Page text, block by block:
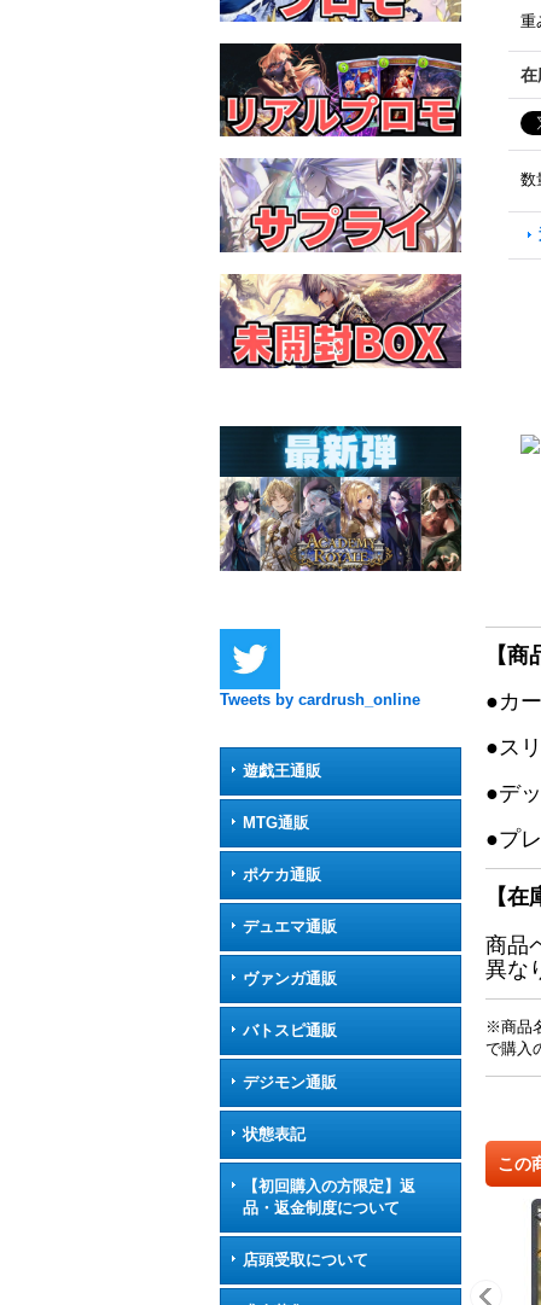
Tweets by cardrush_online
遊戯王通販
MTG通販
ポケカ通販
デュエマ通販
ヴァンガ通販
バトスピ通販
デジモン通販
状態表記
【初回購入の方限定】返
品・返金制度について
店頭受取について
重
在
数
【
●カ
●ス
●デ
●プ
【
商品
異な
※商品
で購入
この